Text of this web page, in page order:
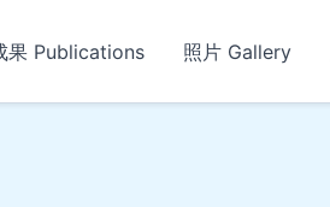
果 Publications 照片 Gallery